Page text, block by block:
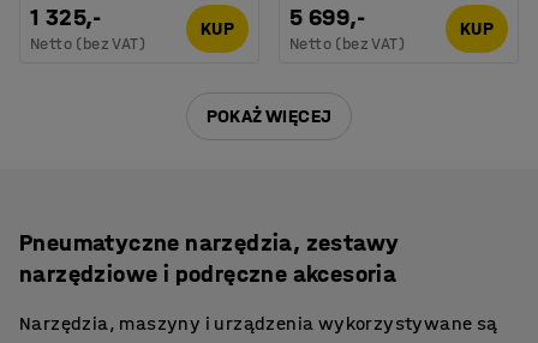
1 325,-
Netto (bez VAT)
KUP 5 699,-
Netto (bez VAT)
KUP
POKAŻ WIĘCEJ
Pneumatyczne narzędzia, zestawy
narzędziowe i podręczne akcesoria
Narzędzia, maszyny i urządzenia wykorzystywane są